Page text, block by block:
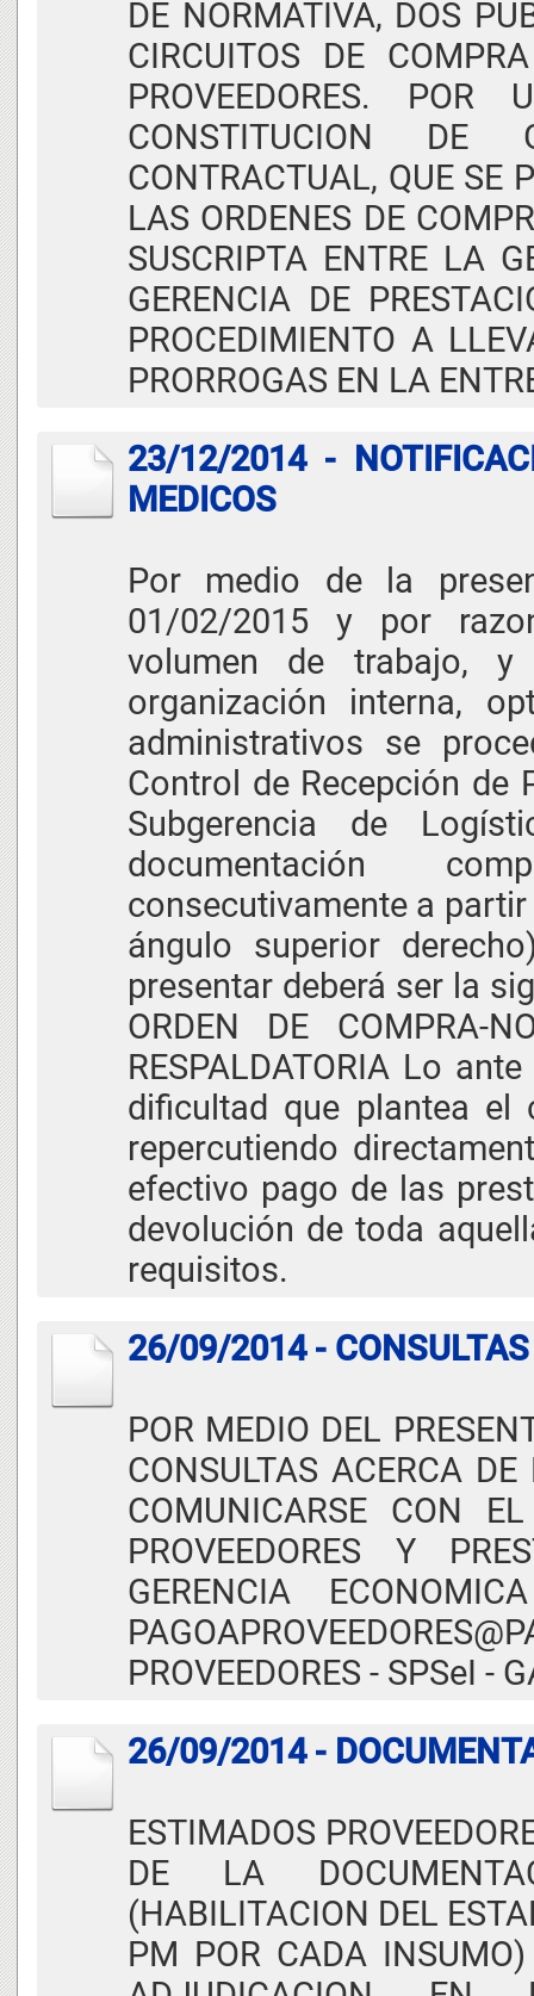
DE NORMATIVA, DOS
CIRCUITOS DE
PROVEEDORES.
CONSTITUCION DE
CONTRACTUAL, QUE SE
LAS ORDENES DE
SUSCRIPTA ENTRE LA
GERENCIA DE
PROCEDIMIENTO A
PRORROGAS EN LA
23/12/2014 -
MEDICOS
Por medio de la
01/02/2015 y por
volumen de trabajo,
organización interna,
administrativos se
Control de Recepción de
Subgerencia de
documentación
consecutivamente a
ángulo superior
presentar deberá ser la
ORDEN DE COMPRA-
RESPALDATORIA Lo
dificultad que plantea
repercutiendo
efectivo pago de las
devolución de toda
requisitos.
26/09/2014 - CONSULTAS
POR MEDIO DEL
CONSULTAS ACERCA
COMUNICARSE CON
PROVEEDORES Y
GERENCIA
PROVEEDORES - SPSeI -
26/09/2014 -
ESTIMADOS
DE LA
(HABILITACION DEL
PM POR CADA